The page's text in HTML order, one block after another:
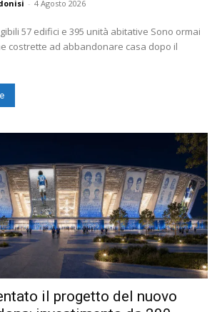
- 4 Agosto 2026
57 edifici e 395 unità abitative Sono ormai
costrette ad abbandonare casa dopo il
il progetto del nuovo